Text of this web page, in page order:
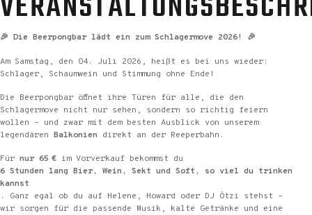
🎉 Die Beerpongbar lädt ein zum Schlagermove 2026! 🎉
Am Samstag, den 04. Juli 2026, heißt es bei uns wieder:
Schlager, Schaumwein und Stimmung ohne Ende!
Die Beerpongbar öffnet ihre Türen für alle, die den
Schlagermove nicht nur sehen, sondern so richtig feiern
wollen – und zwar mit dem besten Ausblick von unserem
legendären Balkonien direkt an der Reeperbahn.
Für nur 65 € im Vorverkauf bekommst du
6 Stunden lang Bier, Wein, Sekt und Soft, so viel du trinken
kannst
. Ganz egal ob du auf Helene, Howard oder DJ Ötzi stehst –
wir sorgen für die passende Musik, kalte Getränke und eine